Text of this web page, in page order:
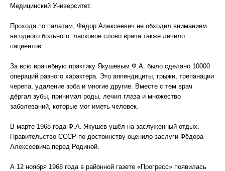
Медицинский Университет.
Проходя по палатам, Фёдор Алексеевич не обходил вниманием
ни одного больного: ласковое слово врача также лечило
пациентов.
За всю врачебную практику Якушевым Ф.А. было сделано 10000
операций разного характера. Это аппендициты, грыжи, трепанации
черепа, удаление зоба и многие другие. Вместе с тем врач
дёргал зубы, принимал роды, лечил глаза и множество
заболеваний, которые мог иметь человек.
В марте 1968 года Ф.А. Якушев ушёл на заслуженный отдых.
Правительство СССР по достоинству оценило заслуги Фёдора
Алексеевича перед Родиной.
А 12 ноября 1968 года в районной газете «Прогресс» появилась